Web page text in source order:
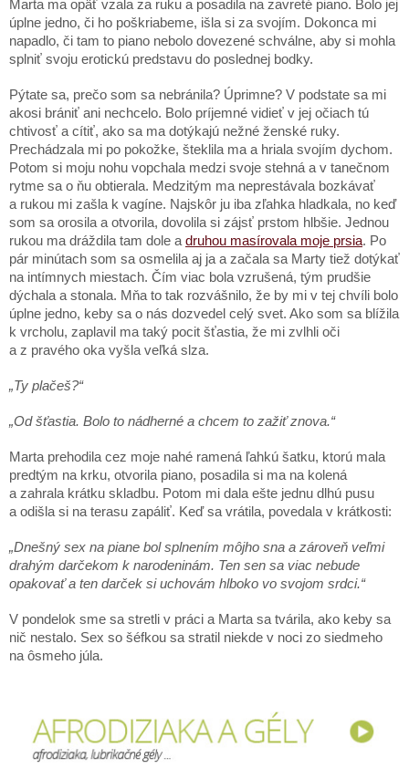
Marta ma opäť vzala za ruku a posadila na zavreté piano. Bolo jej
úplne jedno, či ho poškriabeme, išla si za svojím. Dokonca mi
napadlo, či tam to piano nebolo dovezené schválne, aby si mohla
splniť svoju erotickú predstavu do poslednej bodky.
Pýtate sa, prečo som sa nebránila? Úprimne? V podstate sa mi
akosi brániť ani nechcelo. Bolo príjemné vidieť v jej očiach tú
chtivosť a cítiť, ako sa ma dotýkajú nežné ženské ruky.
Prechádzala mi po pokožke, šteklila ma a hriala svojím dychom.
Potom si moju nohu vopchala medzi svoje stehná a v tanečnom
rytme sa o ňu obtierala. Medzitým ma neprestávala bozkávať
a rukou mi zašla k vagíne. Najskôr ju iba zľahka hladkala, no keď
som sa orosila a otvorila, dovolila si zájsť prstom hlbšie. Jednou
rukou ma dráždila tam dole a druhou masírovala moje prsia. Po
pár minútach som sa osmelila aj ja a začala sa Marty tiež dotýkať
na intímnych miestach. Čím viac bola vzrušená, tým prudšie
dýchala a stonala. Mňa to tak rozvášnilo, že by mi v tej chvíli bolo
úplne jedno, keby sa o nás dozvedel celý svet. Ako som sa blížila
k vrcholu, zaplavil ma taký pocit šťastia, že mi zvlhli oči
a z pravého oka vyšla veľká slza.
„Ty plačeš?“
„Od šťastia. Bolo to nádherné a chcem to zažiť znova.“
Marta prehodila cez moje nahé ramená ľahkú šatku, ktorú mala
predtým na krku, otvorila piano, posadila si ma na kolená
a zahrala krátku skladbu. Potom mi dala ešte jednu dlhú pusu
a odišla si na terasu zapáliť. Keď sa vrátila, povedala v krátkosti:
„Dnešný sex na piane bol splnením môjho sna a zároveň veľmi
drahým darčekom k narodeninám. Ten sen sa viac nebude
opakovať a ten darček si uchovám hlboko vo svojom srdci.“
V pondelok sme sa stretli v práci a Marta sa tvárila, ako keby sa
nič nestalo. Sex so šéfkou sa stratil niekde v noci zo siedmeho
na ôsmeho júla.